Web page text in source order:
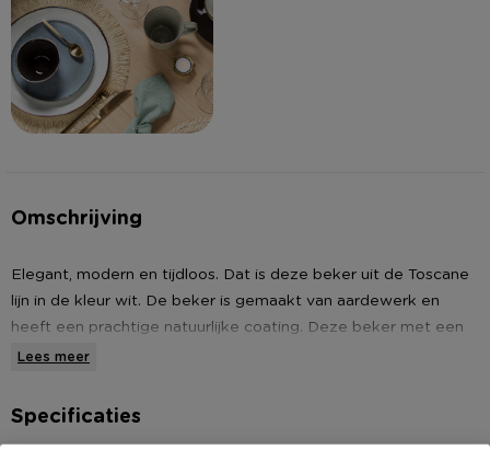
Omschrijving
Elegant, modern en tijdloos. Dat is deze beker uit de Toscane
lijn in de kleur wit. De beker is gemaakt van aardewerk en
heeft een prachtige natuurlijke coating. Deze beker met een
diameter van 8,5 cm en een inhoud van 315 ml is perfect om
melk of frisdrank. Dankzij het tijdloze design, natuurlijke
uitstraling en de duurzame materialen is deze beker uit de
Lees meer
Specificaties